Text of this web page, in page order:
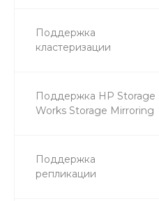
Поддержка
кластеризации
Поддержка HP Storage
Works Storage Mirroring
Поддержка
репликации